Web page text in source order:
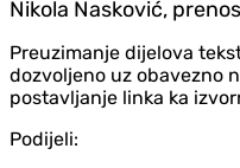
Nikola Nasković,
Preuzimanje dijelova
dozvoljeno uz obavezno
postavljanje linka ka
Podijeli: